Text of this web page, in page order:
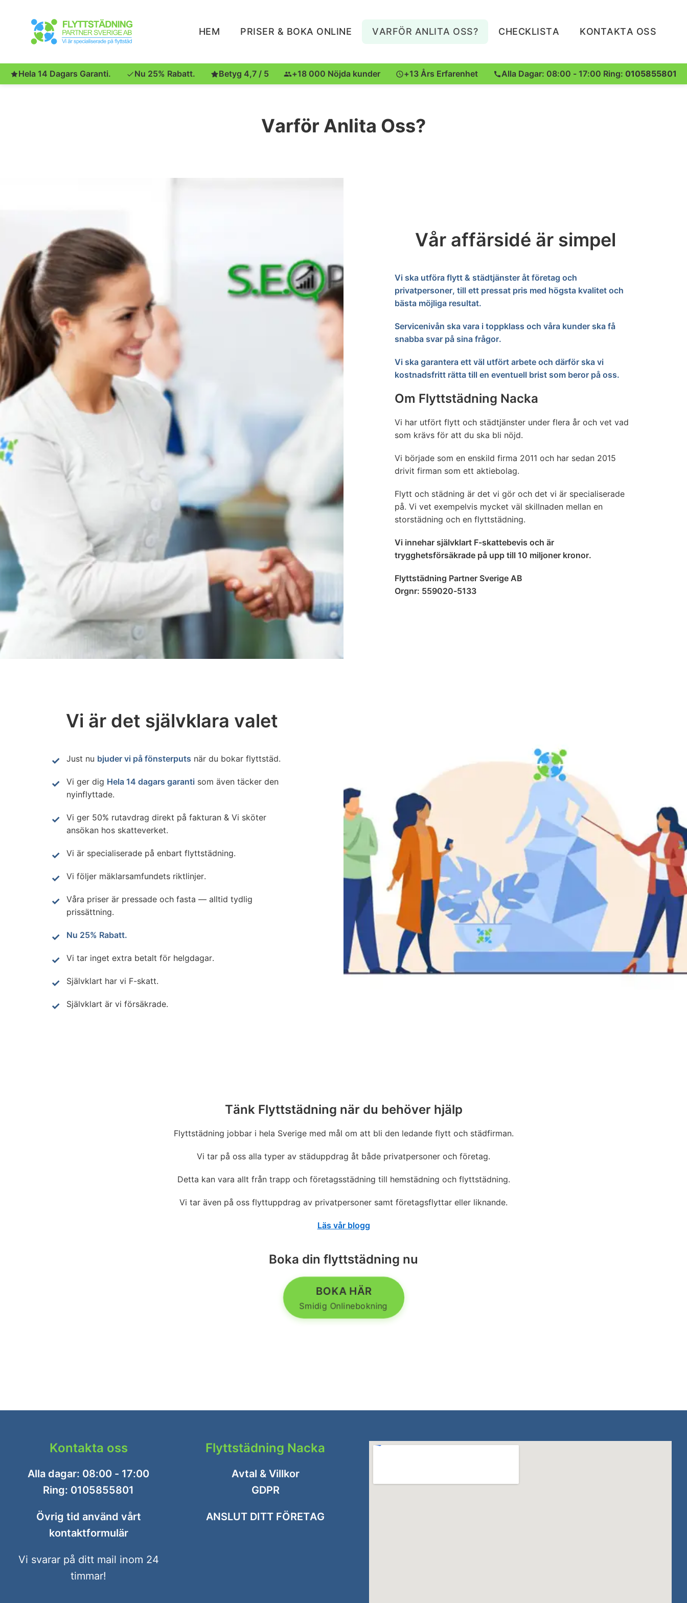
HEM PRISER & BOKA ONLINE VARFÖR ANLITA OSS? CHECKLISTA KONTAKTA OSS
Hela 14 Dagars Garanti. Nu 25% Rabatt. Betyg 4,7 / 5 +18 000 Nöjda kunder +13 Års Erfarenhet Alla Dagar: 08:00 - 17:00 Ring: 0105855801
Varför Anlita Oss?
Vår affärsidé är simpel
Vi ska utföra flytt & städtjänster åt företag och
privatpersoner, till ett pressat pris med högsta kvalitet och
bästa möjliga resultat.
Servicenivån ska vara i toppklass och våra kunder ska få
snabba svar på sina frågor.
Vi ska garantera ett väl utfört arbete och därför ska vi
kostnadsfritt rätta till en eventuell brist som beror på oss.
Om Flyttstädning Nacka
Vi har utfört flytt och städtjänster under flera år och vet vad
som krävs för att du ska bli nöjd.
Vi började som en enskild firma 2011 och har sedan 2015
drivit firman som ett aktiebolag.
Flytt och städning är det vi gör och det vi är specialiserade
på. Vi vet exempelvis mycket väl skillnaden mellan en
storstädning och en flyttstädning.
Vi innehar självklart F-skattebevis och är
trygghetsförsäkrade på upp till 10 miljoner kronor.
Flyttstädning Partner Sverige AB
Orgnr: 559020-5133
Vi är det självklara valet
Just nu bjuder vi på fönsterputs när du bokar flyttstäd.
Vi ger dig Hela 14 dagars garanti som även täcker den
nyinflyttade.
Vi ger 50% rutavdrag direkt på fakturan & Vi sköter
ansökan hos skatteverket.
Vi är specialiserade på enbart flyttstädning.
Vi följer mäklarsamfundets riktlinjer.
Våra priser är pressade och fasta — alltid tydlig
prissättning.
Nu 25% Rabatt.
Vi tar inget extra betalt för helgdagar.
Självklart har vi F-skatt.
Självklart är vi försäkrade.
Tänk Flyttstädning när du behöver hjälp
Flyttstädning jobbar i hela Sverige med mål om att bli den ledande flytt och städfirman.
Vi tar på oss alla typer av städuppdrag åt både privatpersoner och företag.
Detta kan vara allt från trapp och företagsstädning till hemstädning och flyttstädning.
Vi tar även på oss flyttuppdrag av privatpersoner samt företagsflyttar eller liknande.
Läs vår blogg
Boka din flyttstädning nu
BOKA HÄR
Smidig Onlinebokning
Kontakta oss
Alla dagar: 08:00 - 17:00
Ring: 0105855801
Övrig tid använd vårt
kontaktformulär
Vi svarar på ditt mail inom 24
timmar!
Flyttstädning Nacka
Avtal & Villkor
GDPR
ANSLUT DITT FÖRETAG